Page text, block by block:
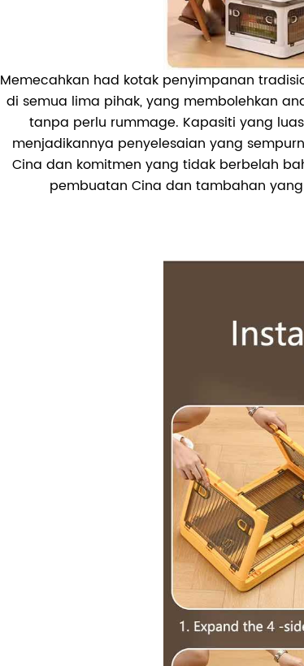
Memecahkan had kotak penyimpanan
di semua lima pihak, yang membolehkan
tanpa perlu rummage. Kapasiti yang
menjadikannya penyelesaian yang
Cina dan komitmen yang tidak berbelah
pembuatan Cina dan tambahan